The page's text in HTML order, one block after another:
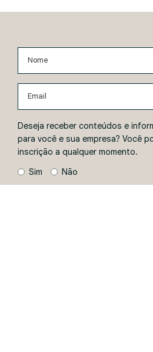
Deseja receber conteúdos e
para você e sua empresa? Você
inscrição a qualquer momento.
Sim
Não